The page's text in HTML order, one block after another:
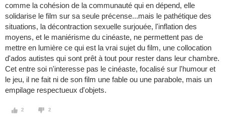
comme la cohésion de la communauté qui en dépend, elle
solidarise le film sur sa seule précense...mais le pathétique des
situations, la décontraction sexuelle surjouée, l'inflation des
moyens, et le maniérisme du cinéaste, ne permettent pas de
mettre en lumière ce qui est la vrai sujet du film, une collocation
d'ados autistes qui sont prêt à tout pour rester dans leur chambre.
Cet entre soi n'interesse pas le cinéaste, focalisé sur l'humour et
le jeu, il ne fait ni de son film une fable ou une parabole, mais un
empilage respectueux d'objets.
2 2